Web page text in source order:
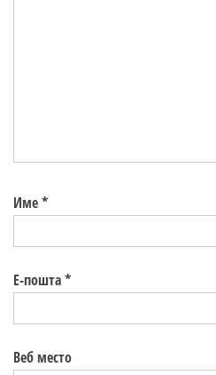
Име*
Е-пошта*
Веб место